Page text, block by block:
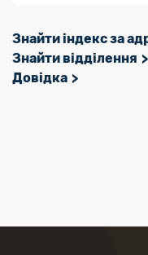
Знайти індекс за
Знайти відділення
Довідка